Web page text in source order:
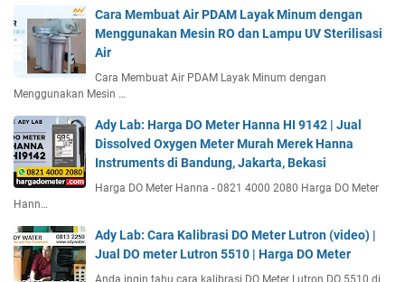
Cara Membuat Air PDAM Layak Minum dengan
Menggunakan Mesin RO dan Lampu UV Sterilisasi
Air
Cara Membuat Air PDAM Layak Minum dengan
Menggunakan Mesin …
Ady Lab: Harga DO Meter Hanna HI 9142 | Jual
Dissolved Oxygen Meter Murah Merek Hanna
Instruments di Bandung, Jakarta, Bekasi
Harga DO Meter Hanna - 0821 4000 2080 Harga DO Meter
Hann…
Ady Lab: Cara Kalibrasi DO Meter Lutron (video) |
Jual DO meter Lutron 5510 | Harga DO Meter